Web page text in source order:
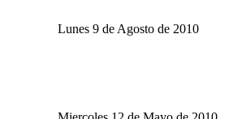
Lunes 9 de Agosto de 2010